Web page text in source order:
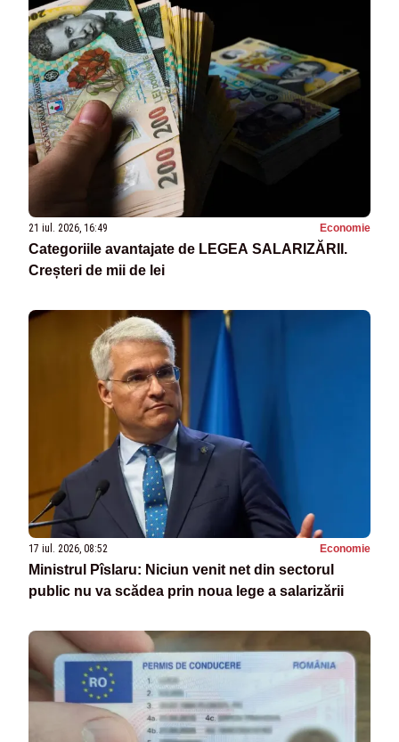
21 iul. 2026, 16:49 Economie
Categoriile avantajate de LEGEA SALARIZĂRII.
Creșteri de mii de lei
17 iul. 2026, 08:52 Economie
Ministrul Pîslaru: Niciun venit net din sectorul
public nu va scădea prin noua lege a salarizării